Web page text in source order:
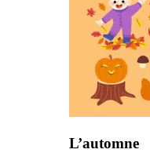
L’automne